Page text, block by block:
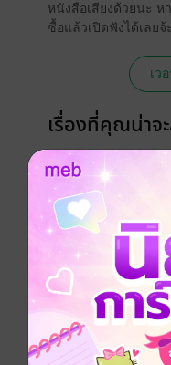
หนังสือเสียงด้วยนะ ห
ซื้อแล้วเปิดฟังได้เลยจ้ะ
เว
เรื่องที่คุณน่าจ
เขียนรีวิวและใ